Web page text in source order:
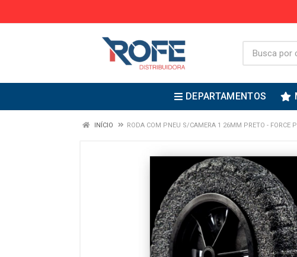
DEPARTAMENTOS
INÍCIO RODA COM PNEU S/CAMERA 1 26MM PRETO - FORCE